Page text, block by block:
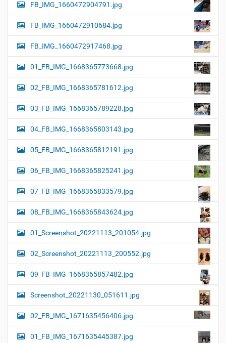
FB_IMG_1660472904791.jpg
FB_IMG_1660472910684.jpg
FB_IMG_1660472917468.jpg
01_FB_IMG_1668365773668.jpg
02_FB_IMG_1668365781612.jpg
03_FB_IMG_1668365789228.jpg
04_FB_IMG_1668365803143.jpg
05_FB_IMG_1668365812191.jpg
06_FB_IMG_1668365825241.jpg
07_FB_IMG_1668365833579.jpg
08_FB_IMG_1668365843624.jpg
01_Screenshot_20221113_201054.jpg
02_Screenshot_20221113_200552.jpg
09_FB_IMG_1668365857482.jpg
Screenshot_20221130_051611.jpg
02_FB_IMG_1671635456406.jpg
01_FB_IMG_1671635445387.jpg